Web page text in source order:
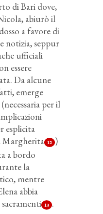
di Bari dove,
abiurò il
a favore di
notizia, seppur
ufficiali
essere
Da alcune
emerge
per il
esplicita
Margherita 12 )
a bordo
la
mentre
abbia
13 .